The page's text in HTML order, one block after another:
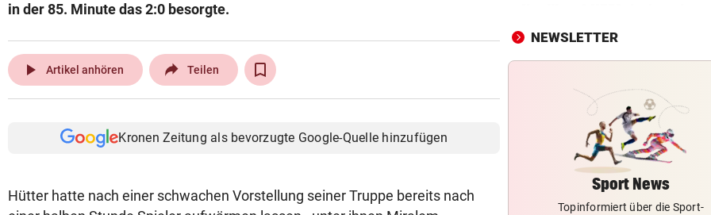
in der 85. Minute das 2:0 besorgte.
play_arrow Artikel anhören Teilen
Kronen Zeitung als bevorzugte Google-Quelle hinzufügen
Hütter hatte nach einer schwachen Vorstellung seiner Truppe bereits nach
wieder mit WM-Boykott
2. LIGA vor
Aufstiegsfavoriten
FIFA IN DER KRITIK
Wie Infantino jetzt in den
Angriffsmodus schaltet
LEIPZIGS SEIWALD vor 35
NEWSLETTER
Sport News
Topinformiert über die Sport-